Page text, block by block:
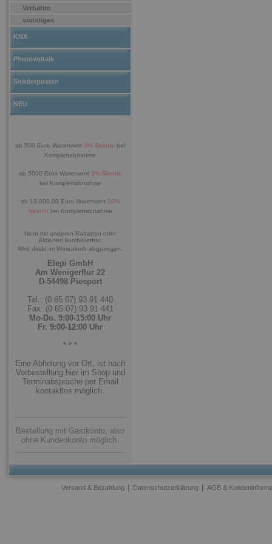
Verbatim
sonstiges
KNX
Photovoltaik
Sonderposten
NEU
ab 500 Euro Warenwert 3% Skonto bei
Komplettabnahme
ab 5000 Euro Warenwert 5% Skonto
bei Komplettabnahme
ab 10.000,00 Euro Warenwert 10%
Skonto bei Komplettabnahme
Nicht mit anderen Rabatten oder
Aktionen kombinierbar.
Wird direkt im Warenkorb abgezogen.
Elepi GmbH
Am Wenigerflur 22
D-54498 Piesport
Tel.: (0 65 07) 93 91 440
Fax: (0 65 07) 93 91 441
Mo-Do. 9:00-15:00 Uhr
Fr. 9:00-12:00 Uhr
* * *
Eine Abholung vor Ort, ist nach
Vorbestellung hier im Shop und
Terminabsprache per Email
kontaktlos möglich.
Bestellung mit Gastkonto, also
ohne Kundenkonto möglich.
Versand & Bezahlung | Datenschutzerklärung | AGB &